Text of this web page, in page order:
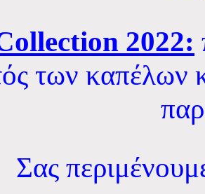
2022:
των καπέλων
Σας